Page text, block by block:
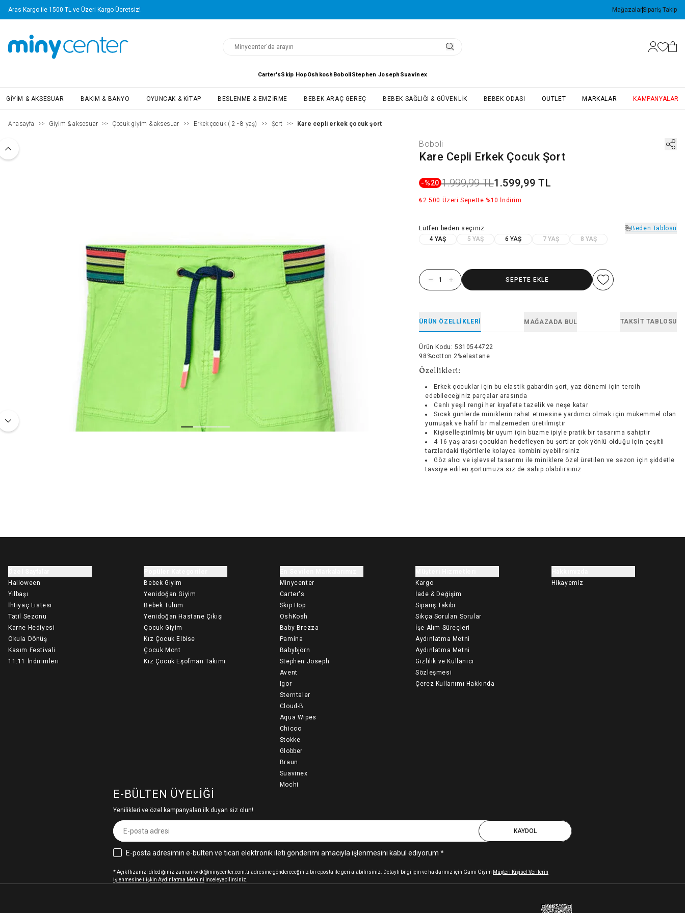
Aras Kargo ile 1500 TL ve Üzeri Kargo Ücretsiz! MağazalarSipariş Takip
Carter'sSkip HopOshkosh BoboliStephen Joseph Suavinex
GIYIM & AKSESUAR BAKIM & BANYO OYUNCAK & KITAP BESLENME & EMZIRME BEBEK ARAÇ GEREÇ BEBEK SAĞLIĞI & GÜVENLIK BEBEK ODASI OUTLET MARKALAR KAMPANYALAR
Anasayfa >> Giyim & aksesuar >> Çocuk giyim & aksesuar >> Erkek çocuk ( 2 - 8 yaş) >> Şort >> Kare cepli erkek çocuk şort
Boboli
Kare Cepli Erkek Çocuk Şort
-%20 1.999,99 TL1.599,99 TL
₺2.500 Üzeri Sepette %10 İndirim
Lütfen beden seçiniz
Beden Tablosu
4 YAŞ
5 YAŞ 6 YAŞ 7 YAŞ 8 YAŞ
SEPETE EKLE
ÜRÜN ÖZELLIKLERI MAĞAZADA BUL TAKSIT TABLOSU
Ürün Kodu : 5310544722
98%cotton 2%elastane
Özellikleri:
Erkek çocuklar için bu elastik gabardin şort, yaz dönemi için tercih
edebileceğiniz parçalar arasında
Canlı yeşil rengi her kıyafete tazelik ve neşe katar
Sıcak günlerde miniklerin rahat etmesine yardımcı olmak için mükemmel olan
yumuşak ve hafif bir malzemeden üretilmiştir
Kişiselleştirilmiş bir uyum için büzme ipiyle pratik bir tasarıma sahiptir
4-16 yaş arası çocukları hedefleyen bu şortlar çok yönlü olduğu için çeşitli
tarzlardaki tişörtlerle kolayca kombinleyebilirsiniz
Göz alıcı ve işlevsel tasarımı ile miniklere özel üretilen ve sezon için şiddetle
tavsiye edilen şortumuza siz de sahip olabilirsiniz
Halloween
Yılbaşı
İhtiyaç Listesi
Tatil Sezonu
Karne Hediyesi
Okula Dönüş
Kasım Festivali
11.11 İndirimleri
Bebek Giyim
Yenidoğan Giyim
Bebek Tulum
Yenidoğan Hastane Çıkışı
Çocuk Giyim
Kız Çocuk Elbise
Çocuk Mont
Kız Çocuk Eşofman Takımı
Minycenter
Carter's
Skip Hop
OshKosh
Baby Brezza
Pamina
Babybjörn
Stephen Joseph
Avent
Igor
Sterntaler
Cloud-B
Aqua Wipes
Chicco
Stokke
Globber
Braun
Suavinex
Mochi
Kargo
İade & Değişim
Sipariş Takibi
Sıkça Sorulan Sorular
İşe Alım Süreçleri
Aydınlatma Metni
Aydınlatma Metni
Gizlilik ve Kullanıcı
Sözleşmesi
Çerez Kullanımı Hakkında
Hikayemiz
E-BÜLTEN ÜYELIĞI
Yenilikleri ve özel kampanyaları ilk duyan siz olun!
KAYDOL
E-posta adresimin e-bülten ve ticari elektronik ileti gönderimi amacıyla işlenmesini kabul ediyorum *
* Açık Rızanızı dilediğiniz zaman kvkk@minycenter.com.tr adresine göndereceğiniz bir eposta ile geri alabilirsiniz. Detaylı bilgi için ve haklarınız için Gami Giyim Müşteri Kişisel Verilerin
İşlenmesine İlişkin Aydınlatma Metnini inceleyebilirsiniz.